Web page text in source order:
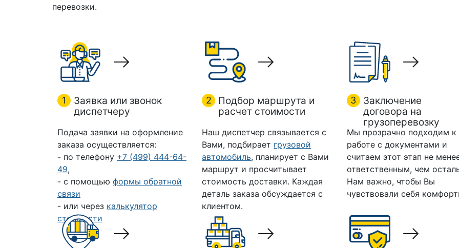
перевозки.
1
Заявка или звонок
диспетчеру
Подача заявки на оформление
заказа осуществляется:
- по телефону +7 (499) 444-64-
49,
- с помощью формы обратной
связи
- или через калькулятор
стоимости
2
Подбор маршрута и
расчет стоимости
Наш диспетчер связывается с
Вами, подбирает грузовой
автомобиль, планирует с Вами
маршрут и просчитывает
стоимость доставки. Каждая
деталь заказа обсуждается с
клиентом.
3
Заключение
договора на
грузоперевозку
Мы прозрачно подходим к
работе с документами и
считаем этот этап не
ответственным, чем
Нам важно, чтобы Вы
чувствовали себя